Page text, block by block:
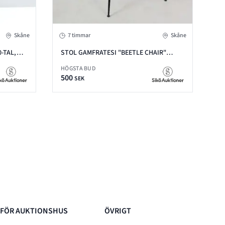
Skåne
TAL,
7 timmar Skåne
STOL GAMFRATESI "BEETLE CHAIR"
GUBI, METALL & PLAST, MED TEXTILSITS
HÖGSTA BUD
500SEK
FÖR AUKTIONSHUS ÖVRIGT